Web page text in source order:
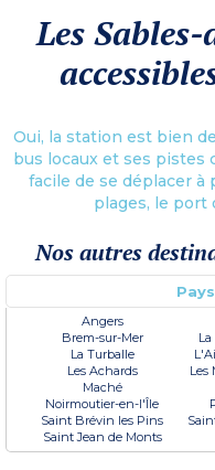
Les
Oui, la station est bien
bus locaux et ses pistes
facile de se déplacer à
plages, le port
Nos autres
Angers
Brem-sur-Mer
La Turballe
Les Achards
Les
Maché
Noirmoutier-en-l'Île
Saint Brévin les Pins
Saint Jean de Monts